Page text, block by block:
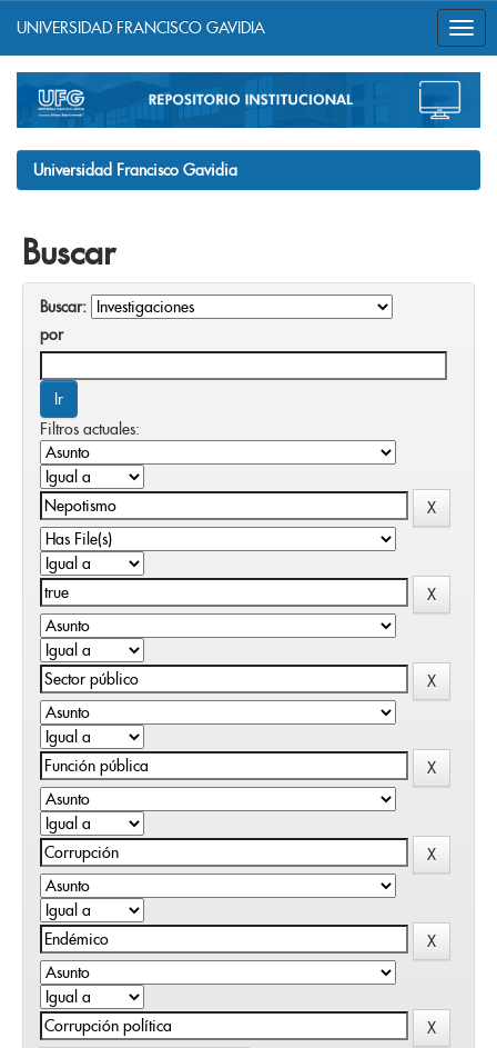
navigation
UNIVERSIDAD FRANCISCO GAVIDIA
Universidad Francisco Gavidia
Buscar
Buscar:
por
Filtros actuales: